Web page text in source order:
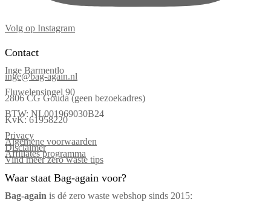
Volg op Instagram
Contact
Inge Barmentlo
inge@bag-again.nl
Fluwelensingel 90
2806 CG Gouda (geen bezoekadres)
BTW: NL001969030B24
KvK: 61958220
Privacy
Algemene voorwaarden
Disclaimer
Affiliates programma
Vind meer zero waste tips
Waar staat Bag-again voor?
Bag‑again is dé zero waste webshop sinds 2015: